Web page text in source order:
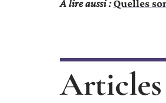
A lire aussi :Quelles